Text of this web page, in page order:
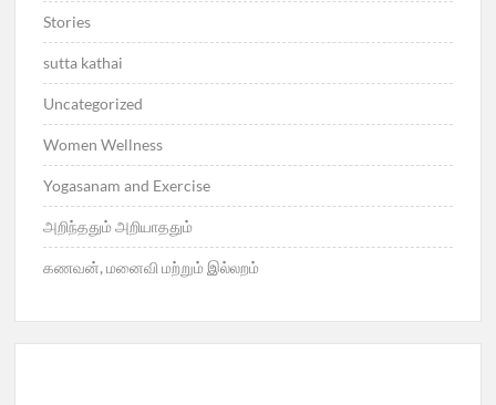
Stories
sutta kathai
Uncategorized
Women Wellness
Yogasanam and Exercise
அறிந்ததும் அறியாததும்
கணவன், மனைவி மற்றும் இல்லறம்